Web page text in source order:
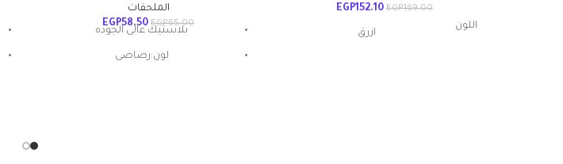
EGP169.00
EGP152.10
اللون
ازرق
الملحقات
EGP65.00
EGP58.50
بلاستيك عالى الجوده
لون:رصاصى